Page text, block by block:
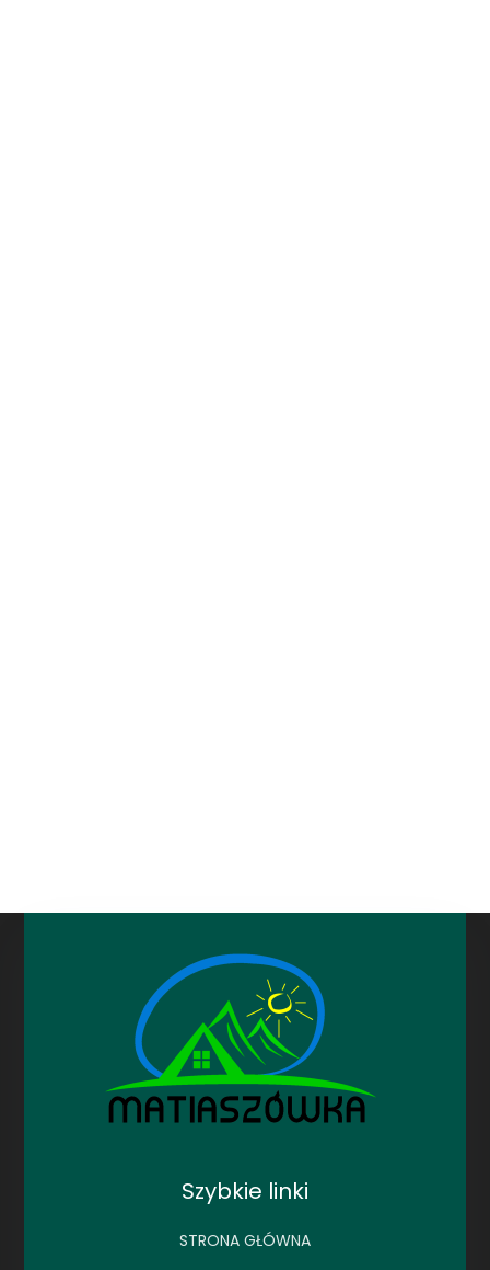
Szybkie linki
STRONA GŁÓWNA